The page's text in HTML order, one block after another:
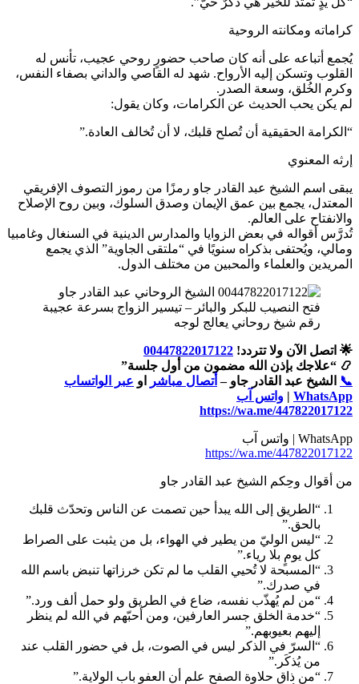
كراماته ومكانته الروحية
يُجمع أتباعه على أنه كان صاحب حضورٍ روحي عجيب، تأنس له
القلوب وتسكن إليه الأرواح. شهد له القاصي والداني بصفاء النفس،
وكرم الخُلق، وسعة الصدر.
لم يكن يحب الحديث عن الكرامات، وكان يقول:
“الكرامة الحقيقية أن تُصلح قلبك، لا أن تُخالف العادة.”
إرثه المعنوي
يبقى اسم الشيخ عبد القادر جاو رمزًا من رموز التصوف الإفريقي
المعتدل، يجمع بين عمق الإيمان وصدق السلوك، وبين روح الإصلاح
والانفتاح على العالم.
تُدرَّس أقواله في بعض الزوايا والمدارس الدينية في السنغال وغامبيا
ومالي، ويُحتفى بذكراه سنويًا في “ملتقى الجاوية” الذي يجمع
المريدين والعلماء والمحبين من مختلف الدول.
رقم شيخ روحاني يعالج لوجه
🌟 اتصل الآن ولا تتردد! 00447822017122
📿 “علاجك بإذن الله مضمون من أول جلسة”
📞
الشيخ عبد القادر جاو – أتصال مباشر او عبر الواتساب
WhatsApp
| واتس آب
https://wa.me/447822017122
WhatsApp | واتس آب
https://wa.me/447822017122
من أقوال وحِكم الشيخ عبد القادر جاو
“الطريق إلى الله يبدأ حين تصمت عن الناس وتحدّث قلبك
بالحق.”
“ليس الوليّ من يطير في الهواء، بل من يثبت على الصراط
كل يومٍ بلا رياء.”
“المسبحة لا تُحيي القلب ما لم تكن خرزاتها تنبض باسم الله
في صدرك.”
“من لم يُهذّب نفسه، ضاع في الطريق ولو حمل ألف ورد.”
“خدمة الخلق جسر العارفين، ومن أحبّهم في الله لم ينظر
إليهم بعيوبهم.”
“السرّ في الذكر ليس في الصوت، بل في حضور القلب عند
من يُذكَر.”
“من ذاق حلاوة الصفح علم أن العفو باب الولاية.”